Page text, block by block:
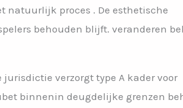
natuurlijk proces . De esthetische
behouden blijft. veranderen
verzorgt type A kader voor
binnenin deugdelijke grenzen